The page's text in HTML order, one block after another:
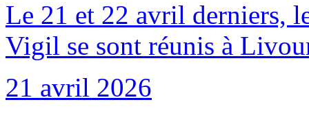
Le 21 et 22 avril derniers,
Vigil se sont réunis à
21 avril 2026